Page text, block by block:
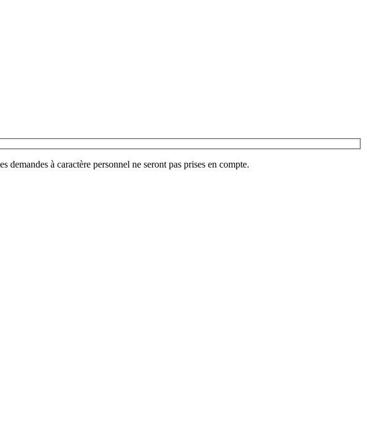
demandes à caractère personnel ne seront pas prises en compte.